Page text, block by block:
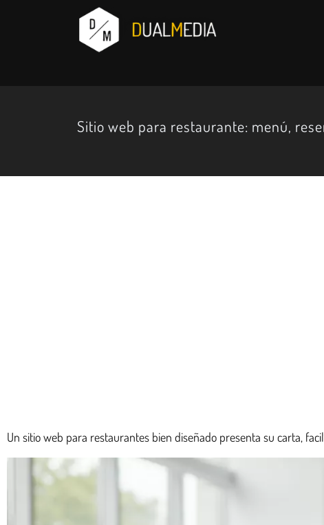
Sitio web para restaurante: menú,
Un sitio web para restaurantes bien diseñado presenta su carta,